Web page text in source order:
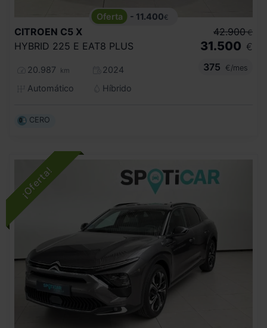
- 11.400€
CITROEN C5 X
HYBRID 225 E EAT8 PLUS
20.987 km
2024
Automático
Híbrido
42.900 €
31.500 €
375
€/mes
CERO